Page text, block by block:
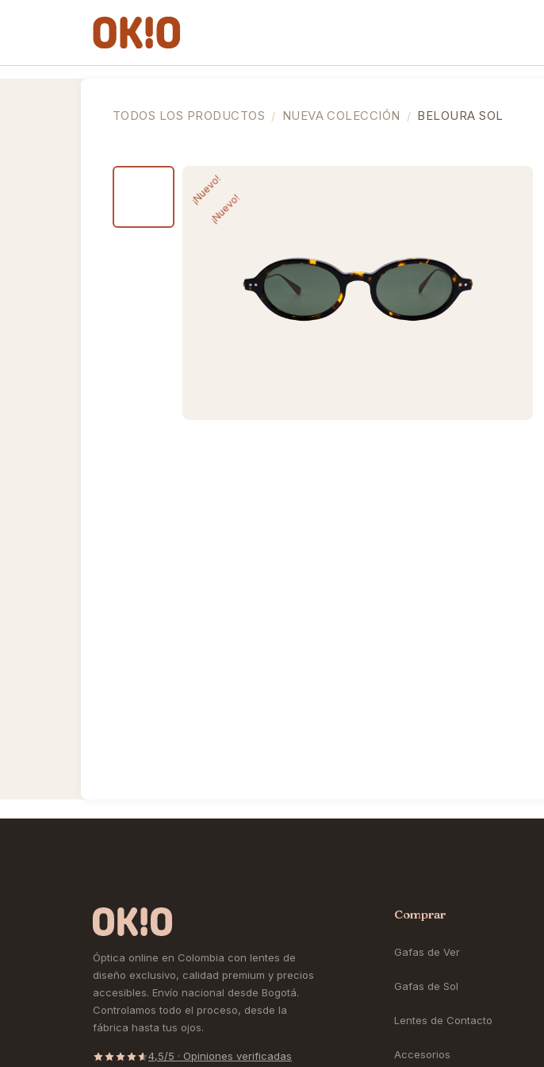
TODOS LOS PRODUCTOS NUEVA COLECCIÓN BELOURA SOL
¡Nuevo!
¡Nuevo!
Óptica online en Colombia con lentes de
diseño exclusivo, calidad premium y precios
accesibles. Envío nacional desde Bogotá.
Controlamos todo el proceso, desde la
fábrica hasta tus ojos.
4,5/5 · Opiniones verificadas
Comprar
Gafas de Ver
Gafas de Sol
Lentes de Contacto
Accesorios